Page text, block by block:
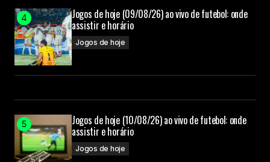
Jogos de hoje (09/08/26) ao vivo de futebol: onde
assistir e horário
Jogos de hoje
Jogos de hoje (10/08/26) ao vivo de futebol: onde
assistir e horário
Jogos de hoje